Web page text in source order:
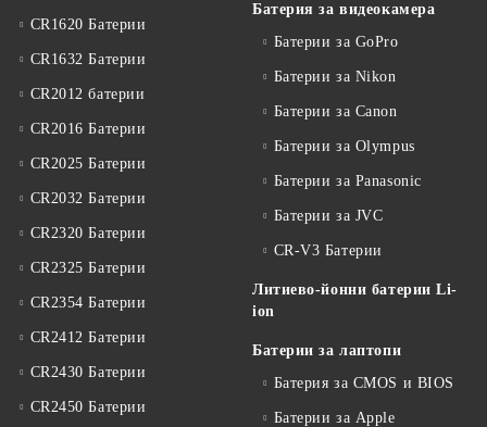
CR1620 Батерии
CR1632 Батерии
CR2012 батерии
CR2016 Батерии
CR2025 Батерии
CR2032 Батерии
CR2320 Батерии
CR2325 Батерии
CR2354 Батерии
CR2412 Батерии
CR2430 Батерии
CR2450 Батерии
Батерия за видеокамера
Батерии за GoPro
Батерии за Nikon
Батерии за Canon
Батерии за Olympus
Батерии за Panasonic
Батерии за JVC
CR-V3 Батерии
Литиево-йонни батерии Li-
ion
Батерии за лаптопи
Батерия за CMOS и BIOS
Батерии за Apple